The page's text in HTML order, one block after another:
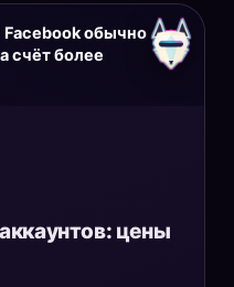
Facebook обычно
счёт более
цены